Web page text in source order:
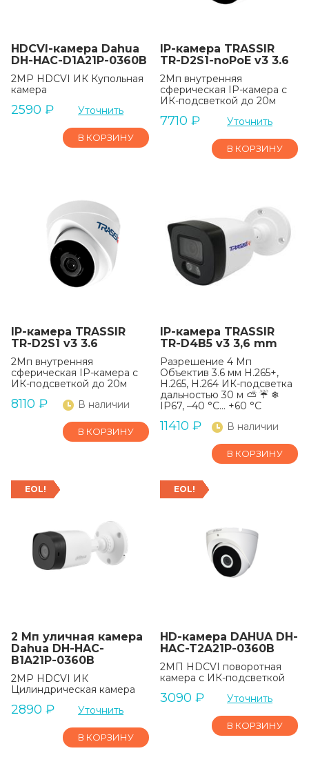
HDCVI-камера Dahua
DH-HAC-D1A21P-0360B
2MP HDCVI ИК Купольная
камера
2590 ₽ Уточнить
В КОРЗИНУ
IP-камера TRASSIR
TR-D2S1-noPoE v3 3.6
2Мп внутренняя
сферическая IP-камера с
ИК-подсветкой до 20м
7710 ₽ Уточнить
В КОРЗИНУ
IP-камера TRASSIR
TR-D2S1 v3 3.6
2Мп внутренняя
сферическая IP-камера с
ИК-подсветкой до 20м
8110 ₽ В наличии
В КОРЗИНУ
IP-камера TRASSIR
TR-D4B5 v3 3,6 mm
Разрешение 4 Мп
Объектив 3.6 мм H.265+,
H.265, H.264 ИК-подсветка
дальностью 30 м ⛅ ☔ ❄
IP67, –40 °C… +60 °C
11410 ₽ В наличии
В КОРЗИНУ
EOL!
2 Мп уличная камера
Dahua DH-HAC-
B1A21P-0360B
2MP HDCVI ИК
Цилиндрическая камера
2890 ₽ Уточнить
В КОРЗИНУ
EOL!
HD-камера DAHUA DH-
HAC-T2A21P-0360B
2MП HDCVI поворотная
камера с ИК-подсветкой
3090 ₽ Уточнить
В КОРЗИНУ